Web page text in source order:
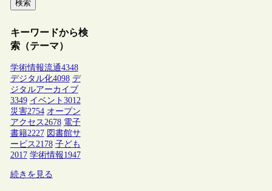
検索
キーワードから検
索（テーマ）
学術情報流通4348
デジタル化4098 デ
ジタルアーカイブ
3349 イベント 3012
災害2754 オープン
アクセス2678 電子
書籍2227 図書館サ
ービス2178 子ども
2017 学術情報1947
続きを見る